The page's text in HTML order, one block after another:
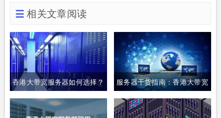
相关文章阅读
香港大带宽服务器如何选择？
服务器干货指南：香港大带宽
服务器如何选择